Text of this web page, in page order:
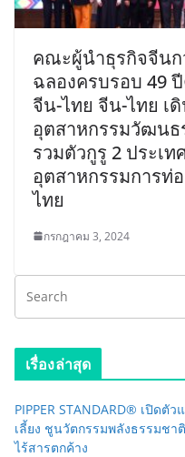
คณะผู้นำธุรกิจจีนก
ฉลองครบรอบ 49
จีน-ไทย จีน-ไทย เ
อุตสาหกรรมวัฒนธ
รวมตัวกูรู 2 ประเ
อุตสาหกรรมการท่
ไทย
กรกฎาคม 3, 2024
เรื่องล่าสุด
PIPPER STANDARD® เปิด
เลี้ยง ชูนวัตกรรมพลังธรรมชา
ไร้สารตกค้าง